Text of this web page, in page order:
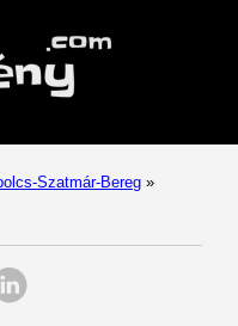
Szatmár-Bereg »